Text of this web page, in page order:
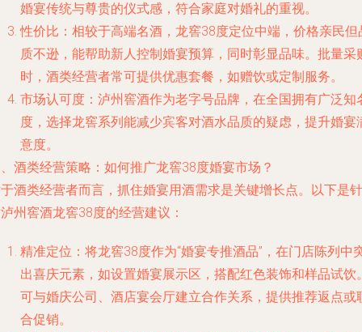
婚宴传统与尊贵的仪式感，符合家庭对婚礼的重视。
性价比：相较于高端名酒，龙窖38度定位中端，价格亲民但
质不逊，能帮助新人控制婚宴预算，同时彰显品味。批量采
时，酒类经营者常可提供优惠套餐，如赠饮或定制服务。
市场认可度：泸州窖酒作为老字号品牌，在全国拥有广泛知
度，选择龙窖系列能减少宾客对酒水品质的疑虑，提升婚宴
意度。
酒类经营策略：如何推广龙窖38度婚宴市场？
酒类经营者而言，抓住婚宴用酒需求是关键增长点。以下是针
州窖酒龙窖38度的经营建议：
精准定位：将龙窖38度作为“婚宴专推酒品”，在门店陈列中
出喜庆元素，如设置婚宴展示区，搭配红色装饰和样品试饮
可与婚庆公司、酒店宴会厅建立合作关系，提供推荐返点或
合促销。